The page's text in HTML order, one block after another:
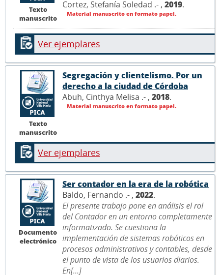
Texto
manuscrito
Cortez, Stefanía Soledad .- , 2019.
Material manuscrito en formato papel.
Ver ejemplares
Texto
manuscrito
Segregación y clientelismo. Por un
derecho a la ciudad de Córdoba
Abuh, Cinthya Melisa .- , 2018.
Material manuscrito en formato papel.
Ver ejemplares
Documento
electrónico
Ser contador en la era de la robótica
Baldo, Fernando .- , 2022.
El presente trabajo pone en análisis el rol
del Contador en un entorno completamente
informatizado. Se cuestiona la
implementación de sistemas robóticos en
procesos administrativos y contables, desde
el punto de vista de los usuarios diarios.
En[...]